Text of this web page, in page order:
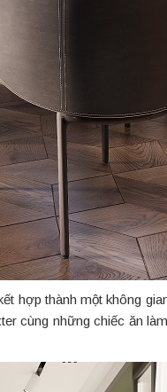
hợp thành một không
cùng những chiếc ăn